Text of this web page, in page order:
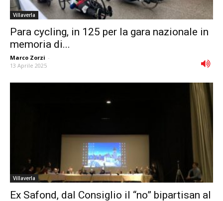
Villaverla
Para cycling, in 125 per la gara nazionale in
memoria di...
Marco Zorzi -
13 Aprile 2025
Villaverla
Ex Safond, dal Consiglio il “no” bipartisan al